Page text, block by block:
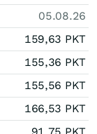
05.08.26
159,63 PKT
155,36 PKT
155,56 PKT
166,53 PKT